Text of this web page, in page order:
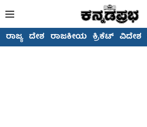
ರಾಜ್ಯ ದೇಶ ರಾಜಕೀಯ ಕ್ರಿಕೆಟ್ ವಿದೇಶ